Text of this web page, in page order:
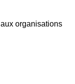
organisations